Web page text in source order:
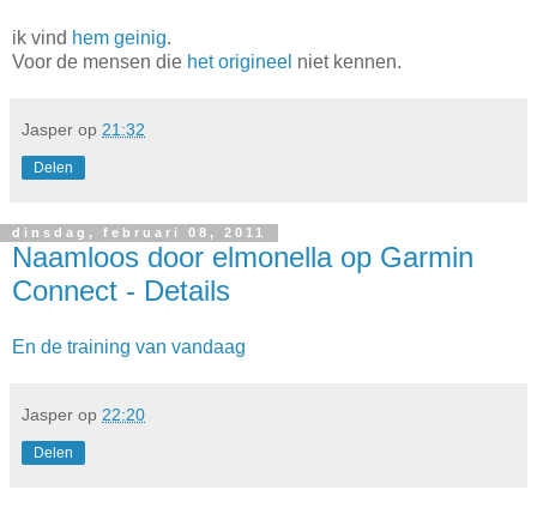
ik vind hem geinig.
Voor de mensen die het origineel niet kennen.
Jasper op 21:32
Delen
dinsdag, februari 08, 2011
Naamloos door elmonella op Garmin
Connect - Details
En de training van vandaag
Jasper op 22:20
Delen